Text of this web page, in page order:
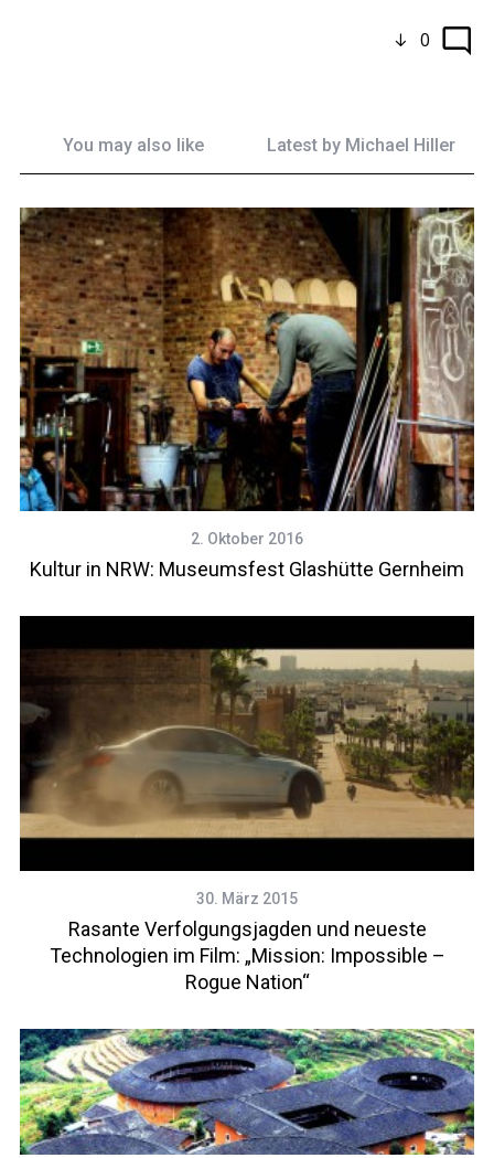
0
You may also like Latest by Michael Hiller
2. Oktober 2016
Kultur in NRW: Museumsfest Glashütte Gernheim
30. März 2015
Rasante Verfolgungsjagden und neueste
Technologien im Film: „Mission: Impossible –
Rogue Nation“